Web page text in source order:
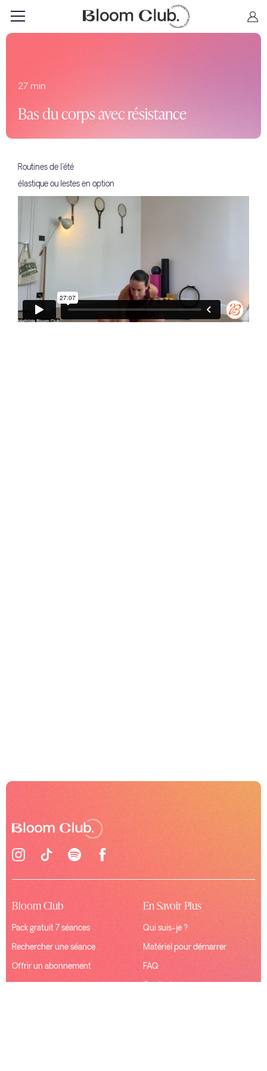
27 min
Bas du corps avec résistance
Routines de l'été
élastique ou lestes en option
Bloom Club
Pack gratuit 7 séances
Rechercher une séance
Offrir un abonnement
En Savoir Plus
Qui suis-je ?
Matériel pour démarrer
FAQ